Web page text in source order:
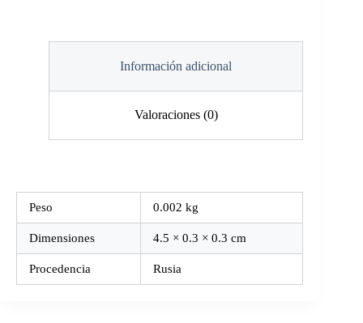
Información adicional
Valoraciones (0)
Peso 0.002 kg
Dimensiones 4.5 × 0.3 × 0.3 cm
Procedencia Rusia